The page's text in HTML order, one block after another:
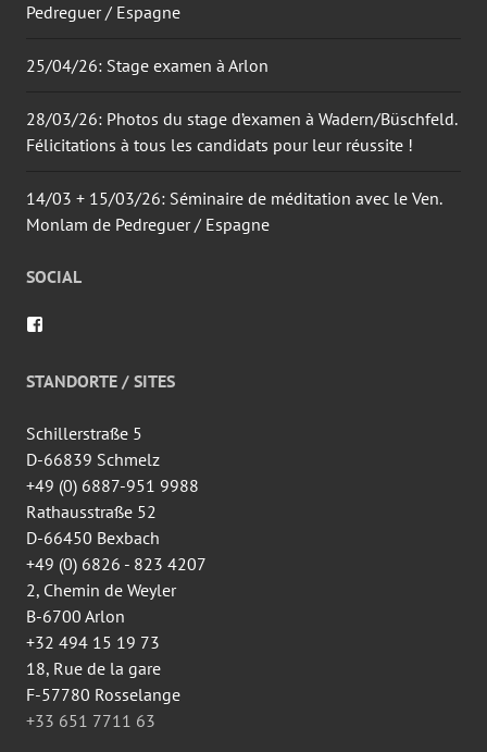
Pedreguer / Espagne
25/04/26: Stage examen à Arlon
28/03/26: Photos du stage d’examen à Wadern/Büschfeld.
Félicitations à tous les candidats pour leur réussite !
14/03 + 15/03/26: Séminaire de méditation avec le Ven.
Monlam de Pedreguer / Espagne
SOCIAL
de
wingtsun.arlon
Facebook
STANDORTE / SITES
Schillerstraße 5
D-66839 Schmelz
+49 (0) 6887-951 9988
Rathausstraße 52
D-66450 Bexbach
+49 (0) 6826 - 823 4207
2, Chemin de Weyler
B-6700 Arlon
+32 494 15 19 73
18, Rue de la gare
F-57780 Rosselange
+33 651 7711 63